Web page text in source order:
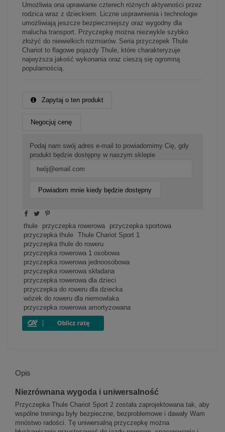
Umożliwia ona uprawianie czterech różnych aktywności przez
rodzica wraz z dzieckiem. Liczne usprawnienia i technologie
umożliwiają jeszcze bezpieczniejszy oraz wygodny dla
malucha transport. Przyczepkę można niezwykle szybko
złożyć do niewielkich rozmiarów. Seria przyczepek Thule
Chariot to flagowe pojazdy Thule, które charakteryzuje
najwyższa jakość wykonania oraz cieszą się ogromną
popularnością.
Zapytaj o ten produkt
Negocjuj cenę
Podaj nam swój adres e-mail to powiadomimy Cię, gdy
produkt będzie dostępny w naszym sklepie
Powiadom mnie kiedy będzie dostępny
thule przyczepka rowerowa
przyczepka sportowa
przyczepka thule
Thule Chariot Sport 1
przyczepka thule do roweru
przyczepka rowerowa 1 osobowa
przyczepka rowerowa jednoosobowa
przyczepka rowerowa składana
przyczepka rowerowa dla dzieci
przyczepka do roweru dla dziecka
wózek do roweru dla niemowlaka
przyczepka rowerowa amortyzowana
Opis
Niezrównana wygoda i uniwersalność
Przyczepka Thule Chariot Sport 2 została zaprojektowana tak, aby
wspólne treningu były bezpieczne, bezproblemowe i dawały Wam
mnóstwo radości. Tę uniwersalną przyczepkę można